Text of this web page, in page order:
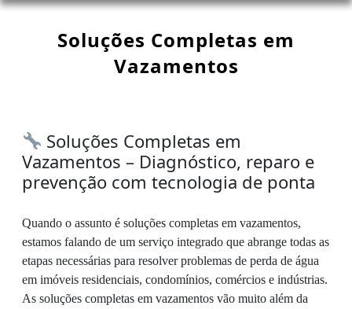
Soluções Completas em
Vazamentos
Soluções Completas em
Vazamentos – Diagnóstico, reparo e
prevenção com tecnologia de ponta
Quando o assunto é soluções completas em vazamentos,
estamos falando de um serviço integrado que abrange todas as
etapas necessárias para resolver problemas de perda de água
em imóveis residenciais, condomínios, comércios e indústrias.
As soluções completas em vazamentos vão muito além da